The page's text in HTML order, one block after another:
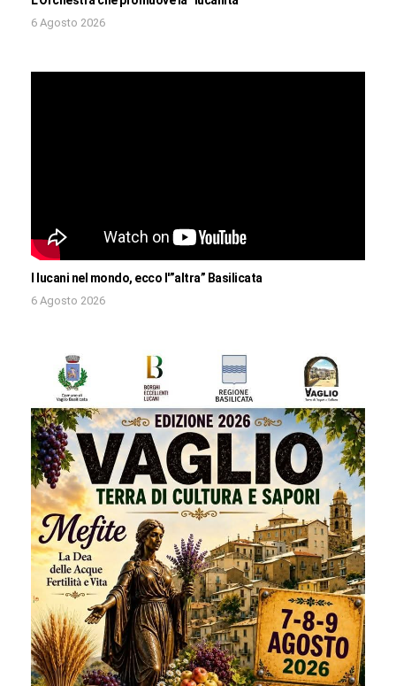
6 Agosto 2026
I lucani nel mondo, ecco l'”altra” Basilicata
6 Agosto 2026